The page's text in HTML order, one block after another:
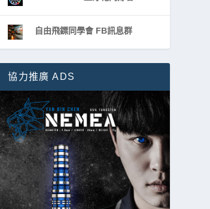
自由飛鏢同學會 FB訊息群
協力推廣 ADS